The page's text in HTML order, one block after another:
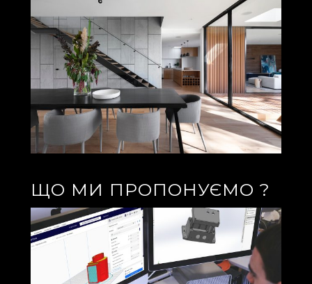
ЩО МИ ПРОПОНУЄМО ?